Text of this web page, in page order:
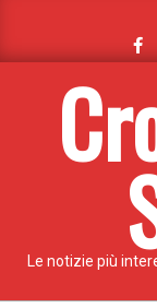
content
Le notizie più